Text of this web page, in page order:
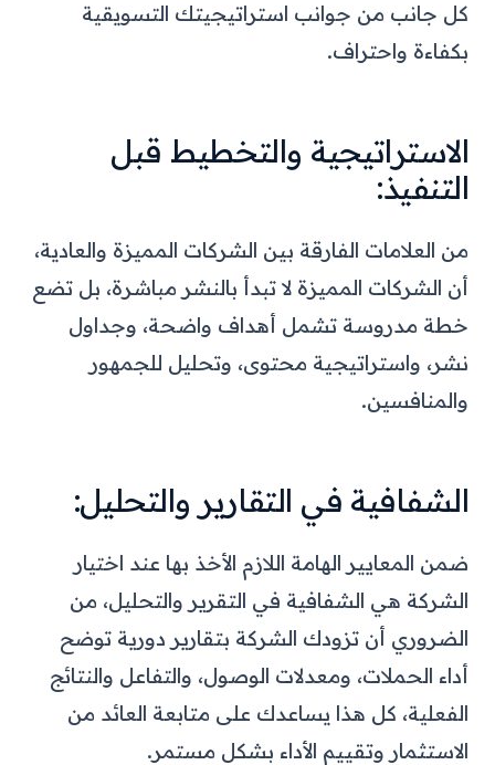
كل جانب من جوانب استراتيجيتك التسويقية
بكفاءة واحتراف.
الاستراتيجية والتخطيط قبل
التنفيذ:
من العلامات الفارقة بين الشركات المميزة والعادية،
أن الشركات المميزة لا تبدأ بالنشر مباشرة، بل تضع
خطة مدروسة تشمل أهداف واضحة، وجداول
نشر، واستراتيجية محتوى، وتحليل للجمهور
والمنافسين.
الشفافية في التقارير والتحليل:
ضمن المعايير الهامة اللازم الأخذ بها عند اختيار
الشركة هي الشفافية في التقرير والتحليل، من
الضروري أن تزودك الشركة بتقارير دورية توضح
أداء الحملات، ومعدلات الوصول، والتفاعل والنتائج
الفعلية، كل هذا يساعدك على متابعة العائد من
الاستثمار وتقييم الأداء بشكل مستمر.